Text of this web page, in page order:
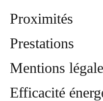
Proximités
Prestations
Mentions
Efficacité